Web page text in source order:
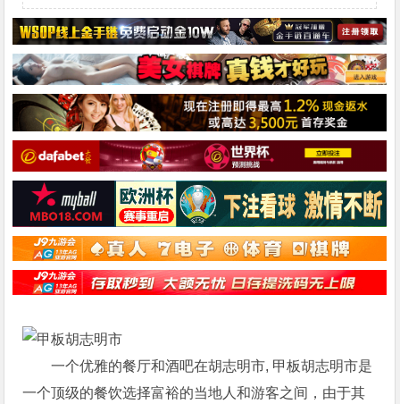
一个优雅的餐厅和酒吧在胡志明市, 甲板胡志明市是
一个顶级的餐饮选择富裕的当地人和游客之间，由于其